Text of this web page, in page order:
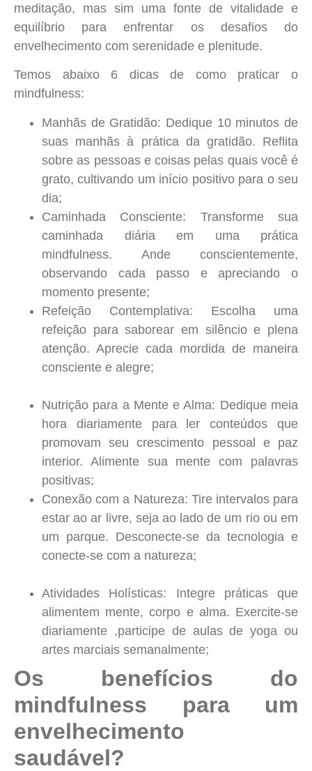
meditação, mas sim uma fonte de vitalidade e
equilíbrio para enfrentar os desafios do
envelhecimento com serenidade e plenitude.
Temos abaixo 6 dicas de como praticar o
mindfulness:
Manhãs de Gratidão: Dedique 10 minutos de
suas manhãs à prática da gratidão. Reflita
sobre as pessoas e coisas pelas quais você é
grato, cultivando um início positivo para o seu
dia;
Caminhada Consciente: Transforme sua
caminhada diária em uma prática
mindfulness. Ande conscientemente,
observando cada passo e apreciando o
momento presente;
Refeição Contemplativa: Escolha uma
refeição para saborear em silêncio e plena
atenção. Aprecie cada mordida de maneira
consciente e alegre;
Nutrição para a Mente e Alma: Dedique meia
hora diariamente para ler conteúdos que
promovam seu crescimento pessoal e paz
interior. Alimente sua mente com palavras
positivas;
Conexão com a Natureza: Tire intervalos para
estar ao ar livre, seja ao lado de um rio ou em
um parque. Desconecte-se da tecnologia e
conecte-se com a natureza;
Atividades Holísticas: Integre práticas que
alimentem mente, corpo e alma. Exercite-se
diariamente ,participe de aulas de yoga ou
artes marciais semanalmente;
Os benefícios do
mindfulness para um
envelhecimento
saudável?